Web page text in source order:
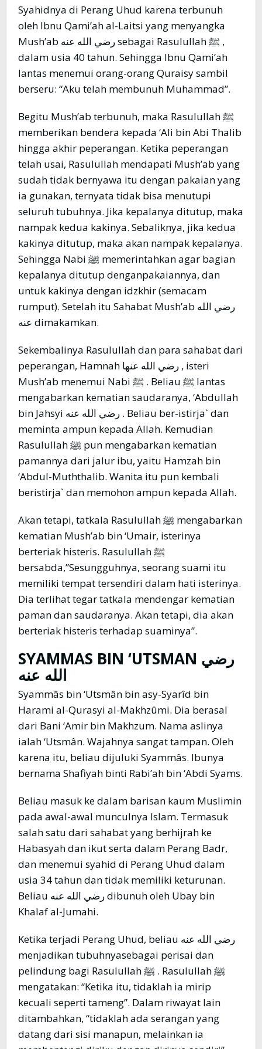
Syahidnya di Perang Uhud karena terbunuh
oleh Ibnu Qami’ah al-Laitsi yang menyangka
Mush’ab رضي الله عنه sebagai Rasulullah ﷺ ,
dalam usia 40 tahun. Sehingga Ibnu Qami’ah
lantas menemui orang-orang Quraisy sambil
berseru: “Aku telah membunuh Muhammad”.
Begitu Mush’ab terbunuh, maka Rasulullah ﷺ
memberikan bendera kepada ‘Ali bin Abi Thalib
hingga akhir peperangan. Ketika peperangan
telah usai, Rasulullah mendapati Mush’ab yang
sudah tidak bernyawa itu dengan pakaian yang
ia gunakan, ternyata tidak bisa menutupi
seluruh tubuhnya. Jika kepalanya ditutup, maka
nampak kedua kakinya. Sebaliknya, jika kedua
kakinya ditutup, maka akan nampak kepalanya.
Sehingga Nabi ﷺ memerintahkan agar bagian
kepalanya ditutup denganpakaiannya, dan
untuk kakinya dengan idzkhir (semacam
rumput). Setelah itu Sahabat Mush’ab رضي الله
عنه dimakamkan.
Sekembalinya Rasulullah dan para sahabat dari
peperangan, Hamnah رضي الله عنها , isteri
Mush’ab menemui Nabi ﷺ . Beliau ﷺ lantas
mengabarkan kematian saudaranya, ‘Abdullah
bin Jahsyi رضي الله عنه . Beliau ber-istirja` dan
meminta ampun kepada Allah. Kemudian
Rasulullah ﷺ pun mengabarkan kematian
pamannya dari jalur ibu, yaitu Hamzah bin
‘Abdul-Muththalib. Wanita itu pun kembali
beristirja` dan memohon ampun kepada Allah.
Akan tetapi, tatkala Rasulullah ﷺ mengabarkan
kematian Mush’ab bin ‘Umair, isterinya
berteriak histeris. Rasulullah ﷺ
bersabda,”Sesungguhnya, seorang suami itu
memiliki tempat tersendiri dalam hati isterinya.
Dia terlihat tegar tatkala mendengar kematian
paman dan saudaranya. Akan tetapi, dia akan
berteriak histeris terhadap suaminya”.
SYAMMAS BIN ‘UTSMAN رضي
الله عنه
Syammâs bin ‘Utsmân bin asy-Syarîd bin
Harami al-Qurasyi al-Makhzûmi. Dia berasal
dari Bani ‘Amir bin Makhzum. Nama aslinya
ialah ‘Utsmân. Wajahnya sangat tampan. Oleh
karena itu, beliau dijuluki Syammâs. Ibunya
bernama Shafiyah binti Rabi’ah bin ‘Abdi Syams.
Beliau masuk ke dalam barisan kaum Muslimin
pada awal-awal munculnya Islam. Termasuk
salah satu dari sahabat yang berhijrah ke
Habasyah dan ikut serta dalam Perang Badr,
dan menemui syahid di Perang Uhud dalam
usia 34 tahun dan tidak memiliki keturunan.
Beliau رضي الله عنه dibunuh oleh Ubay bin
Khalaf al-Jumahi.
Ketika terjadi Perang Uhud, beliau رضي الله عنه
menjadikan tubuhnyasebagai perisai dan
pelindung bagi Rasulullah ﷺ . Rasulullah ﷺ
mengatakan: “Ketika itu, tidaklah ia mirip
kecuali seperti tameng”. Dalam riwayat lain
ditambahkan, “tidaklah ada serangan yang
datang dari sisi manapun, melainkan ia